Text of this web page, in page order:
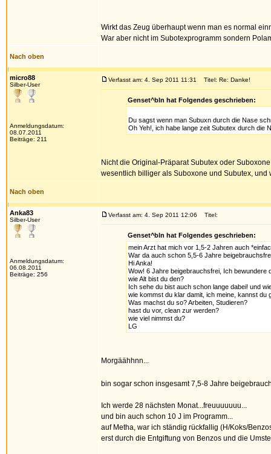
Wirkt das Zeug überhaupt wenn man es normal
War aber nicht im Subotexprogramm sondern
Nach oben
micro88
Silber-User
Anmeldungsdatum:
08.07.2011
Beiträge: 211
Verfasst am: 4. Sep 2011 11:31 Titel: Re: Danke!
Genset^bln hat Folgendes geschrieben:
Du sagst wenn man Subuxn durch die Nase
Oh Yeh!, ich habe lange zeit Subutex durch die
Nicht die Original-Präparat Subutex oder
wesentlich billiger als Suboxone und Subutex,
Nach oben
Anka83
Silber-User
Anmeldungsdatum:
06.08.2011
Beiträge: 256
Verfasst am: 4. Sep 2011 12:06 Titel:
Genset^bln hat Folgendes geschrieben:
mein Arzt hat mich vor 1,5-2 Jahren auch
War da auch schon 5,5-6 Jahre
Hi Anka!
Wow! 6 Jahre beigebrauchsfrei, Ich bewundere
wie Alt bist du den?
Ich sehe du bist auch schon lange dabei! und
wie kommst du klar damit, ich meine, kannst du
Was machst du so? Arbeiten, Studieren?
hast du vor, clean zur werden?
wie viel nimmst du?
LG
Morgäähhnn...
bin sogar schon insgesamt 7,5-8 Jahre
Ich werde 28 nächsten Monat...freuuuuuuu...
und bin auch schon 10 J im Programm...
auf Metha, war ich ständig rückfallig (H/Koks/
erst durch die Entgiftung von Benzos und die